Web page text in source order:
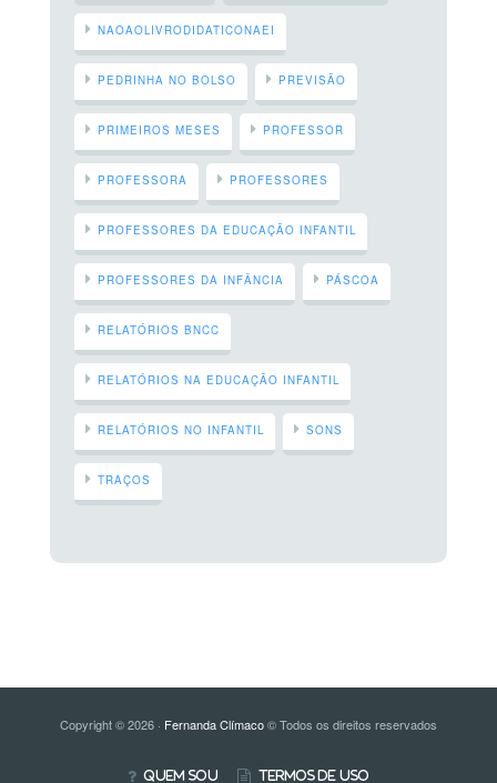
NAOAOLIVRODIDATICONAEI
PEDRINHA NO BOLSO PREVISÃO
PRIMEIROS MESES PROFESSOR
PROFESSORA PROFESSORES
PROFESSORES DA EDUCAÇÃO INFANTIL
PROFESSORES DA INFÂNCIA PÁSCOA
RELATÓRIOS BNCC
RELATÓRIOS NA EDUCAÇÃO INFANTIL
RELATÓRIOS NO INFANTIL SONS
TRAÇOS
Copyright © 2026 · Fernanda Clímaco© Todos os direitos reservados
Quem Sou Termos de Uso